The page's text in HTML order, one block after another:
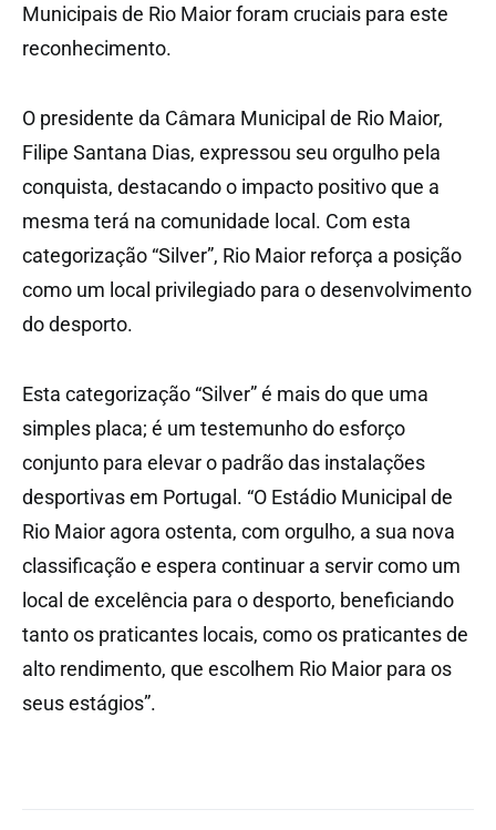
Municipais de Rio Maior foram cruciais para este
reconhecimento.
O presidente da Câmara Municipal de Rio Maior,
Filipe Santana Dias, expressou seu orgulho pela
conquista, destacando o impacto positivo que a
mesma terá na comunidade local. Com esta
categorização “Silver”, Rio Maior reforça a posição
como um local privilegiado para o desenvolvimento
do desporto.
Esta categorização “Silver” é mais do que uma
simples placa; é um testemunho do esforço
conjunto para elevar o padrão das instalações
desportivas em Portugal. “O Estádio Municipal de
Rio Maior agora ostenta, com orgulho, a sua nova
classificação e espera continuar a servir como um
local de excelência para o desporto, beneficiando
tanto os praticantes locais, como os praticantes de
alto rendimento, que escolhem Rio Maior para os
seus estágios”.